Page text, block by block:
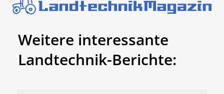
Weitere interessante
Landtechnik-Berichte: